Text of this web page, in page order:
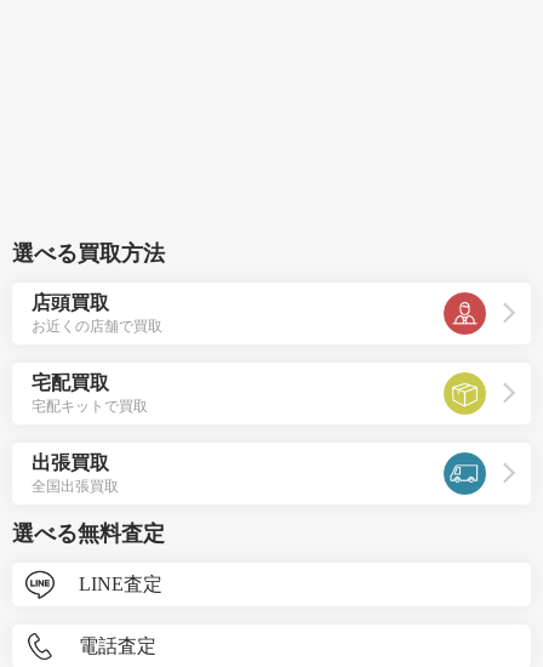
選べる買取方法
店頭買取
お近くの店舗で買取
宅配買取
宅配キットで買取
出張買取
全国出張買取
選べる無料査定
LINE査定
電話査定